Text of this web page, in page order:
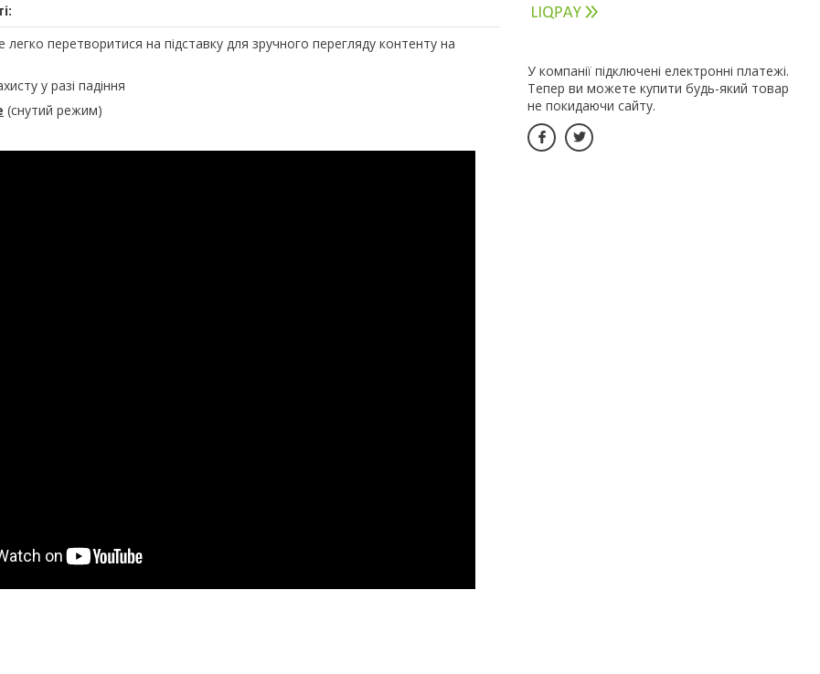
перетворитися на підставку для зручного перегляду контенту на
у разі падіння
(снутий режим)
У компанії підключені електронні платежі.
Тепер ви можете купити будь-який товар
не покидаючи сайту.